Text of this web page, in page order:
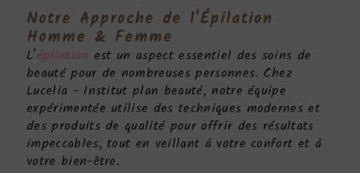
Notre Approche de l'Épilation
Homme & Femme
L'épilation est un aspect essentiel des soins de
beauté pour de nombreuses personnes. Chez
Lucelia - Institut plan beauté, notre équipe
expérimentée utilise des techniques modernes et
des produits de qualité pour offrir des résultats
impeccables, tout en veillant à votre confort et à
votre bien-être.